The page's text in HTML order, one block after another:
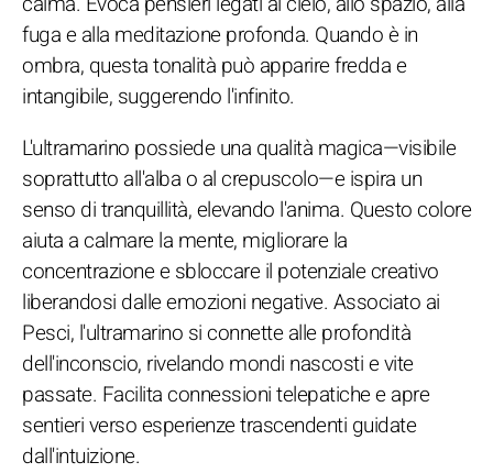
fuga e alla meditazione profonda. Quando è in
ombra, questa tonalità può apparire fredda e
intangibile, suggerendo l'infinito.
L'ultramarino possiede una qualità magica—visibile
soprattutto all'alba o al crepuscolo—e ispira un
senso di tranquillità, elevando l'anima. Questo colore
aiuta a calmare la mente, migliorare la
concentrazione e sbloccare il potenziale creativo
liberandosi dalle emozioni negative. Associato ai
Pesci, l'ultramarino si connette alle profondità
dell'inconscio, rivelando mondi nascosti e vite
passate. Facilita connessioni telepatiche e apre
sentieri verso esperienze trascendenti guidate
dall'intuizione.